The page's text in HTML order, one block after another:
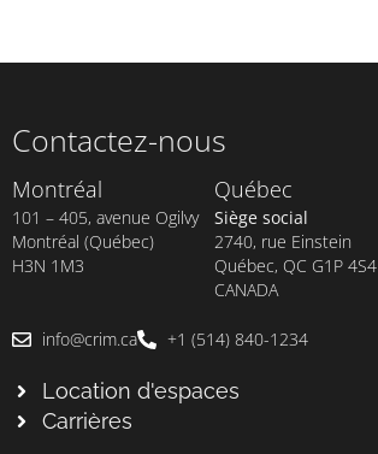
Contactez-nous
Montréal
101 – 405, avenue Ogilvy
Montréal (Québec)
H3N 1M3
Québec
Siège social
2740, rue Einstein
Québec, QC G1P 4S4
CANADA
info@crim.ca +1 (514) 840-1234
Location d'espaces
Carrières